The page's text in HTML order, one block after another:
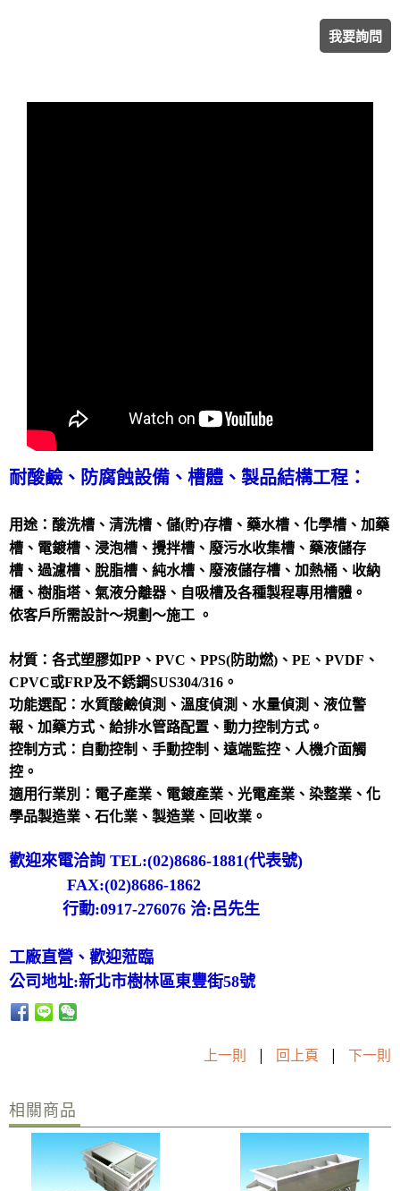
我要詢問
耐酸鹼、防腐蝕設備、 槽體、製品結構工程：
用途： 酸洗槽、清洗槽、 儲(貯)存槽、藥水槽、化學槽、加藥
槽、電鍍槽、浸泡槽、攪拌槽、廢污水收集槽、藥液儲存
槽、過濾槽、脫脂槽、純水槽、廢液儲存槽、加熱桶、收納
櫃、樹脂塔、氣液分離器、自吸槽及各種製程專用槽體。
依客戶所需設計～規劃～施工 。
材質：各式塑膠如PP、PVC、PPS(防助燃)、PE、PVDF、
CPVC或FRP及不銹鋼SUS304/316。
功能選配：水質酸鹼偵測、溫度偵測、水量偵測、液位警
報、加藥方式、給排水管路配置、動力控制方式。
控制方式：自動控制、手動控制、遠端監控、人機介面觸
控。
適用行業別：電子產業、電鍍產業、光電產業、染整業、化
學品製造業、石化業、製造業、回收業。
歡迎來電洽詢 TEL:(02)8686-1881(代表號)
FAX:(02)8686-1862
行動:0917-276076 洽:呂先生
工廠直營、歡迎蒞臨
公司地址:新北市樹林區東豐街58號
上一則 | 回上頁 | 下一則
相關商品